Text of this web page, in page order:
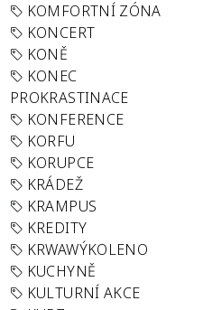
KOMFORTNÍ ZÓNA
KONCERT
KONĚ
KONEC
PROKRASTINACE
KONFERENCE
KORFU
KORUPCE
KRÁDEŽ
KRAMPUS
KREDITY
KRWAWÝKOLENO
KUCHYNĚ
KULTURNÍ AKCE